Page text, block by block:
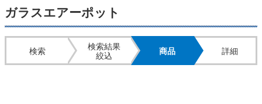
ガラスエアーポット
検索
検索結果
絞込
商品 詳細